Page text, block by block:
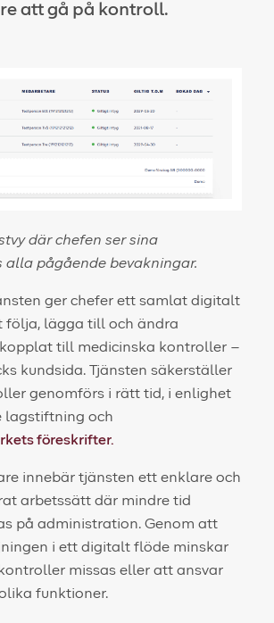
att gå på kontroll.
där chefen ser sina
alla pågående bevakningar.
ger chefer ett samlat digitalt
följa, lägga till och ändra
till medicinska kontroller –
kundsida. Tjänsten säkerställer
genomförs i rätt tid, i enlighet
lagstiftning och
föreskrifter.
innebär tjänsten ett enklare och
arbetssätt där mindre tid
på administration. Genom att
i ett digitalt flöde minskar
missas eller att ansvar
funktioner.